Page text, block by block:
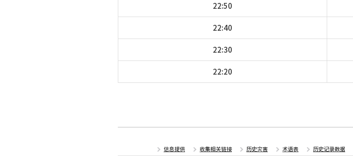
22:50
22:40
22:30
22:20
信息提供 收集相关链接 历史灾害 术语表 历史记录数据